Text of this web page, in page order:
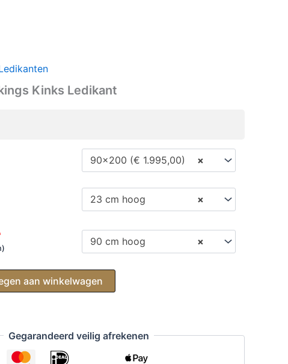
Kinks Ledikant
×
90x200 (€ 1.995,00)
×
23 cm hoog
×
90 cm hoog
aan winkelwagen
Gegarandeerd veilig afrekenen